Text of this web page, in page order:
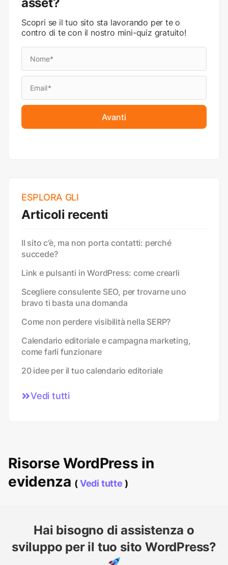
Scopri se il tuo sito sta lavorando per te o
contro di te con il nostro mini-quiz gratuito!
Avanti
ESPLORA GLI
Articoli recenti
Il sito c’è, ma non porta contatti: perché
succede?
Link e pulsanti in WordPress: come crearli
Scegliere consulente SEO, per trovarne uno
bravo ti basta una domanda
Come non perdere visibilità nella SERP?
Calendario editoriale e campagna marketing,
come farli funzionare
20 idee per il tuo calendario editoriale
Vedi tutti
Risorse WordPress in
evidenza (Vedi tutte )
Hai bisogno di assistenza o
sviluppo per il tuo sito WordPress?